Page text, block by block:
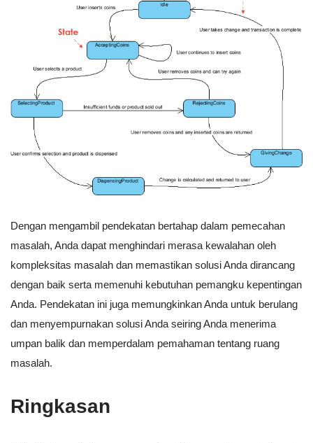
Dengan mengambil pendekatan bertahap dalam pemecahan
masalah, Anda dapat menghindari merasa kewalahan oleh
kompleksitas masalah dan memastikan solusi Anda dirancang
dengan baik serta memenuhi kebutuhan pemangku kepentingan
Anda. Pendekatan ini juga memungkinkan Anda untuk berulang
dan menyempurnakan solusi Anda seiring Anda menerima
umpan balik dan memperdalam pemahaman tentang ruang
masalah.
Ringkasan